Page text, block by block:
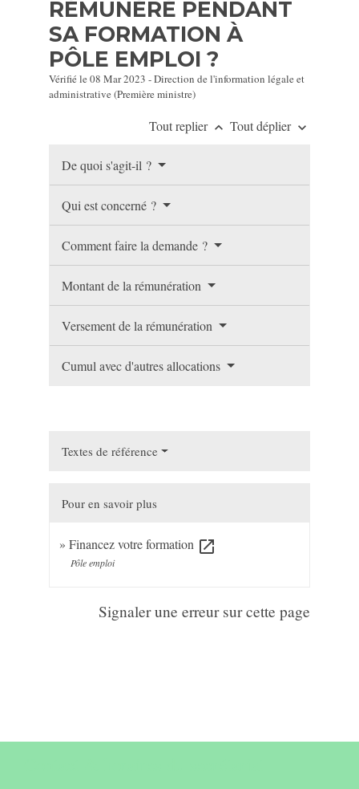
RÉMUNÉRÉ PENDANT
SA FORMATION À
PÔLE EMPLOI ?
Vérifié le 08 Mar 2023 - Direction de l'information légale et
administrative (Première ministre)
Tout replier keyboard_arrow_up Tout déplier keyboard_arrow_down
De quoi s'agit-il ?
Qui est concerné ?
Comment faire la demande ?
Montant de la rémunération
Versement de la rémunération
Cumul avec d'autres allocations
Textes de référence
Pour en savoir plus
Financez votre formation open_in_new
Pôle emploi
Signaler une erreur sur cette page